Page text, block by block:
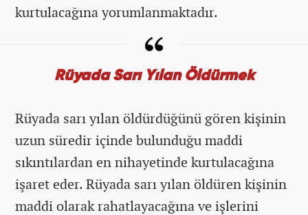
kurtulacağına yorumlanmaktadır.
Rüyada Sarı Yılan Öldürmek
Rüyada sarı yılan öldürdüğünü gören kişinin
uzun süredir içinde bulunduğu maddi
sıkıntılardan en nihayetinde kurtulacağına
işaret eder. Rüyada sarı yılan öldüren kişinin
maddi olarak rahatlayacağına ve işlerini